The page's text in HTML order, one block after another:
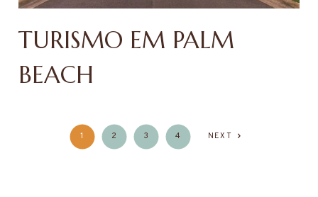
TURISMO EM PALM
BEACH
1 2 3 4 NEXT